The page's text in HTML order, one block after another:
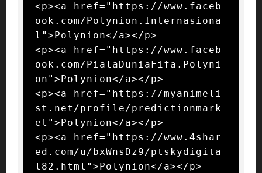
<p><a href="https://www.faceb
ook.com/Polynion.Internasiona
l">Polynion</a></p>
<p><a href="https://www.faceb
ook.com/PialaDuniaFifa.Polyni
on">Polynion</a></p>
<p><a href="https://myanimeli
st.net/profile/predictionmark
et">Polynion</a></p>
<p><a href="https://www.4shar
ed.com/u/bxWnsDz9/ptskydigita
l82.html">Polynion</a></p>